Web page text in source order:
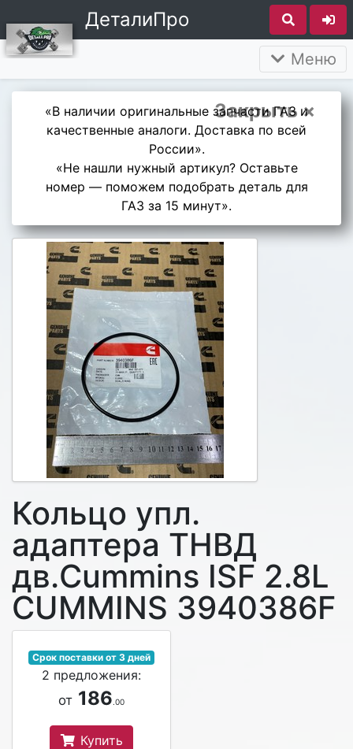
ДеталиПро
Меню
Закрыть ×
«В наличии оригинальные запчасти ГАЗ и
качественные аналоги. Доставка по всей
России».
«Не нашли нужный артикул? Оставьте
номер — поможем подобрать деталь для
ГАЗ за 15 минут».
Кольцо упл.
адаптера ТНВД
дв.Cummins ISF 2.8L
CUMMINS 3940386F
Срок поставки от 3 дней
2 предложения:
от 186.00
Купить